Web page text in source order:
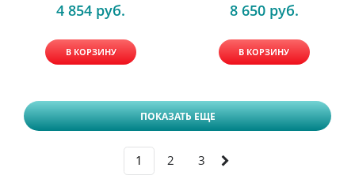
4 854 руб.
В КОРЗИНУ
8 650 руб.
В КОРЗИНУ
ПОКАЗАТЬ ЕЩЕ
1 2 3